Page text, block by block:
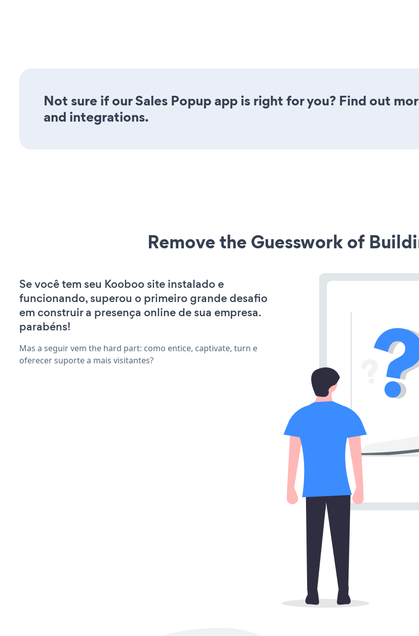
Not sure if our Sales Popup app is right for you? Find out
and integrations.
Remove the Guesswork of
Se você tem seu Kooboo site instalado e
funcionando, superou o primeiro grande desafio
em construir a presença online de sua empresa.
parabéns!
Mas a seguir vem the hard part: como entice, captivate, turn e
oferecer suporte a mais visitantes?